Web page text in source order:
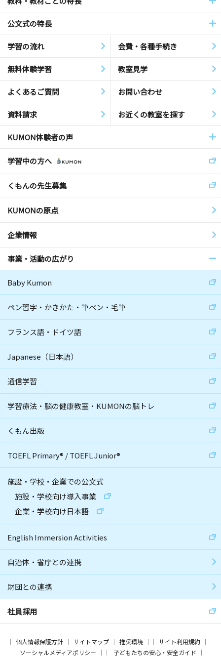
公文式の特長
学習の流れ 会費・各種手続き
無料体験学習 教室見学
よくあるご質問 お問い合わせ
資料請求 お近くの教室を探す
KUMON体験者の声
学習中の方へ
くもんの先生募集
KUMONの原点
企業情報
事業・活動の広がり
Baby Kumon
ペン習字・かきかた・筆ペン・毛筆
フランス語・ドイツ語
Japanese（日本語）
通信学習
学習療法・脳の健康教室・KUMONの脳トレ
くもん出版
TOEFL Primary® /TOEFL Junior®
施設・学校・企業での公文式
施設・学校向け導入事業
企業・学校向け日本語
English Immersion Activities
自治体・省庁との連携
財団との連携
社員採用
個人情報保護方針 サイトマップ 推奨環境
サイト利用規約
ソーシャルメディアポリシー
子どもたちの安心・安全ガイド